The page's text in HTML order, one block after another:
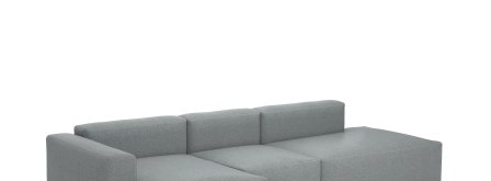
Freischwinger